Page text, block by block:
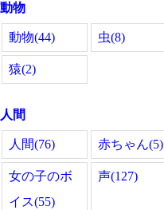
動物
動物(44) 虫(8)
猿(2)
人間
人間(76) 赤ちゃん(5)
女の子のボ
イス(55)
声(127)